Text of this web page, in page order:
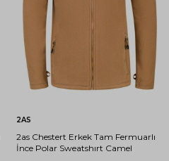
2AS
2as Chestert Erkek Tam Fermuarlı
İnce Polar Sweatshırt Camel